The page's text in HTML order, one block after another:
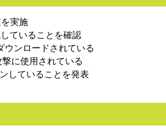
実施
ていることを確認
ウンロードされている
に使用されている
していることを発表